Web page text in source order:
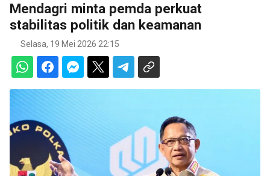
Mendagri minta pemda perkuat
stabilitas politik dan keamanan
Selasa, 19 Mei 2026 22:15